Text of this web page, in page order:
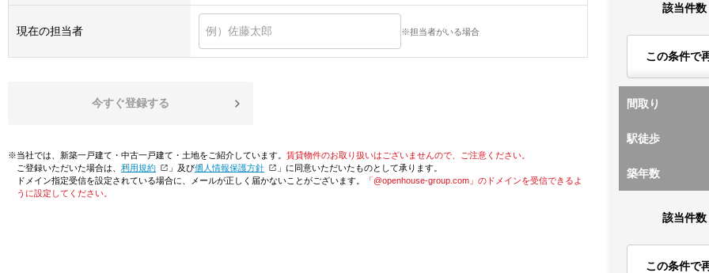
現在の担当者 ※担当者がいる場合
今すぐ登録する
※当社では、新築一戸建て・中古一戸建て・土地をご紹介しています。 賃貸物件のお取り扱いはございませんので、ご注意ください。
ご登録いただいた場合は、「利用規約 」及び「個人情報保護方針
」に同意いただいたものとして承ります。
ドメイン指定受信を設定されている場合に、メールが正しく届かないことがございます。
「@openhouse-group.com」のドメインを受信できるよ
うに設定してください。
該当件数
この条件で
間取り
駅徒歩
築年数
該当件数
この条件で